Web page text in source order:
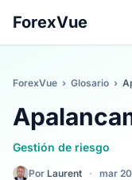
ForexVue
ForexVue › Glosario ›
Gestión de riesgo
Por Laurent · mar